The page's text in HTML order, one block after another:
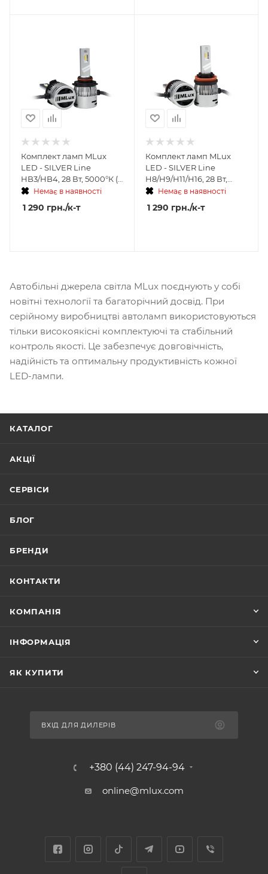
Комплект ламп MLux
LED - SILVER Line
HB3/HB4, 28 Вт, 5000°К (2
шт.)Немає в наявності
1 290 грн./к-т
Комплект ламп MLux
LED - SILVER Line
H8/H9/H11/H16, 28 Вт,
4300°К (2 шт.)
Немає в наявності
1 290 грн./к-т
Автобільні джерела світла MLux поєднують у собі
новітні технології та багаторічний досвід. При
серійному виробництві автоламп використовуються
тільки високоякісні комплектуючі та стабільний
контроль якості. Це забезпечує довговічність,
надійність та оптимальну продуктивність кожної
LED-лампи.
КАТАЛОГ
АКЦІЇ
СЕРВІСИ
БЛОГ
БРЕНДИ
КОНТАКТИ
КОМПАНІЯ
ІНФОРМАЦІЯ
ЯК КУПИТИ
ВХІД ДЛЯ ДИЛЕРІВ
+380 (44) 247-94-94
online@mlux.com